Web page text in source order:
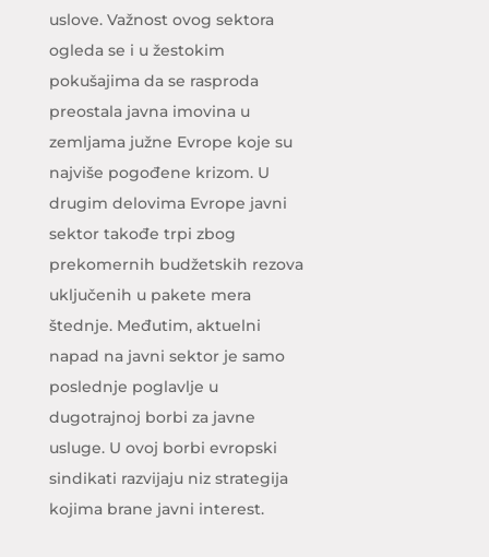
uslove. Važnost ovog sektora
ogleda se i u žestokim
pokušajima da se rasproda
preostala javna imovina u
zemljama južne Evrope koje su
najviše pogođene krizom. U
drugim delovima Evrope javni
sektor takođe trpi zbog
prekomernih budžetskih rezova
uključenih u pakete mera
štednje. Međutim, aktuelni
napad na javni sektor je samo
poslednje poglavlje u
dugotrajnoj borbi za javne
usluge. U ovoj borbi evropski
sindikati razvijaju niz strategija
kojima brane javni interest.